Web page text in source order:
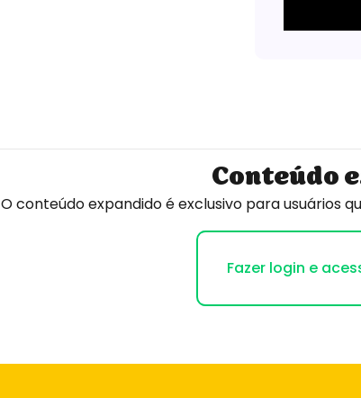
Conteúdo
O conteúdo expandido é exclusivo para usuários
Fazer login e